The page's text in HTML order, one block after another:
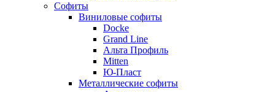
Софиты
Виниловые софиты
Docke
Grand Line
Альта Профиль
Mitten
Ю-Пласт
Металлические софиты